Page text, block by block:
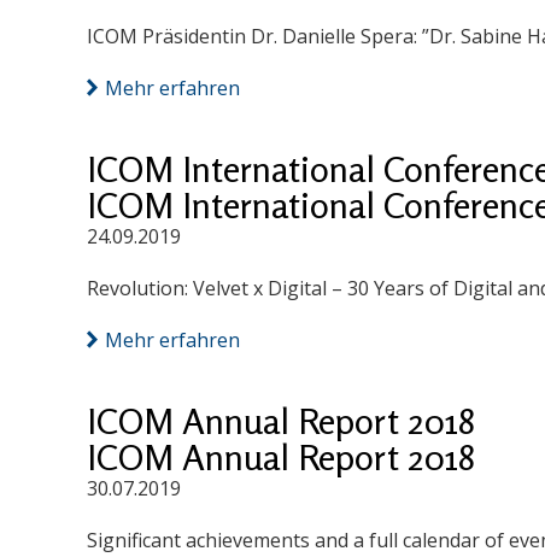
ICOM Präsidentin Dr. Danielle Spera: ”Dr.
Mehr erfahren
ICOM International
ICOM International
24.09.2019
Revolution: Velvet x Digital – 30 Years of Digital
Mehr erfahren
ICOM Annual Report 2018
ICOM Annual Report 2018
30.07.2019
Significant achievements and a full calendar of